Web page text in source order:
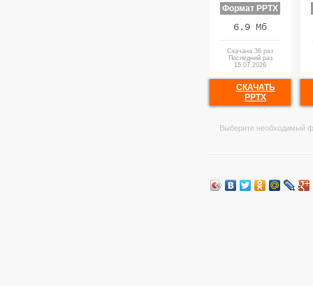
Формат PPTX
6.9 Мб
Скачана 36 раз
Последний раз
15.07.2026
СКАЧАТЬ
PPTX
Выберите необходимый